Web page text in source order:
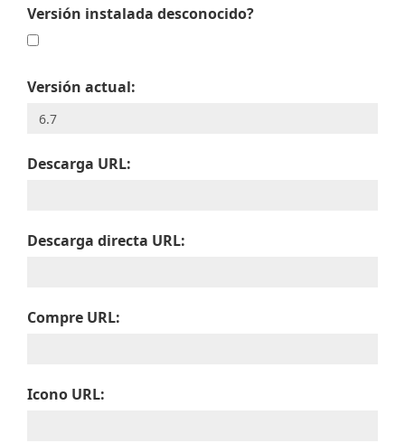
Versión instalada desconocido?
Versión actual:
Descarga URL:
Descarga directa URL:
Compre URL:
Icono URL: